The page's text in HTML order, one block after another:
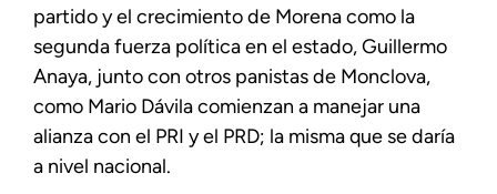
partido y el crecimiento de Morena como la
segunda fuerza política en el estado, Guillermo
Anaya, junto con otros panistas de Monclova,
como Mario Dávila comienzan a manejar una
alianza con el PRI y el PRD; la misma que se daría
a nivel nacional.